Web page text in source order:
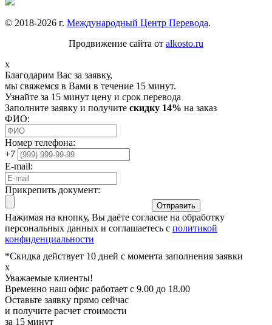
© 2018-2026 г. Международный Центр Перевода.
Продвижение сайта от alkosto.ru
x
Благодарим Вас за заявку,
мы свяжемся в Вами в течение 15 минут.
Узнайте за 15 минут цену и срок перевода
Заполните заявку и получите скидку 14% на заказ
ФИО:
Номер телефона:
+7
E-mail:
Прикрепить документ:
Отправить
Нажимая на кнопку, Вы даёте согласие на обработку
персональных данных и соглашаетесь с политикой
конфиденциальности
*Скидка действует 10 дней с момента заполнения заявки
x
Уважаемые клиенты!
Временно наш офис работает с 9.00 до 18.00
Оставьте заявку прямо сейчас
и получите расчет стоимости
за 15 минут